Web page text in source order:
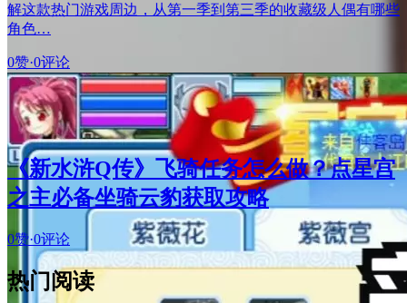
解这款热门游戏周边，从第一季到第三季的收藏级人偶有哪些
角色…
0赞·0评论
《新水浒Q传》飞骑任务怎么做？点星宫
之主必备坐骑云豹获取攻略
0赞·0评论
热门阅读